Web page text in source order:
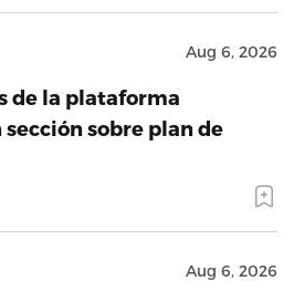
Aug 6, 2026
de la plataforma
sobre plan de
Aug 6, 2026